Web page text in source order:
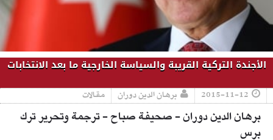
الأجندة التركية القريبة والسياسة الخارجية ما بعد الانتخابات
2015-11-12 برهان الدين دوران مقالات
برهان الدين دوران - صحيفة صباح - ترجمة وتحرير ترك
برس